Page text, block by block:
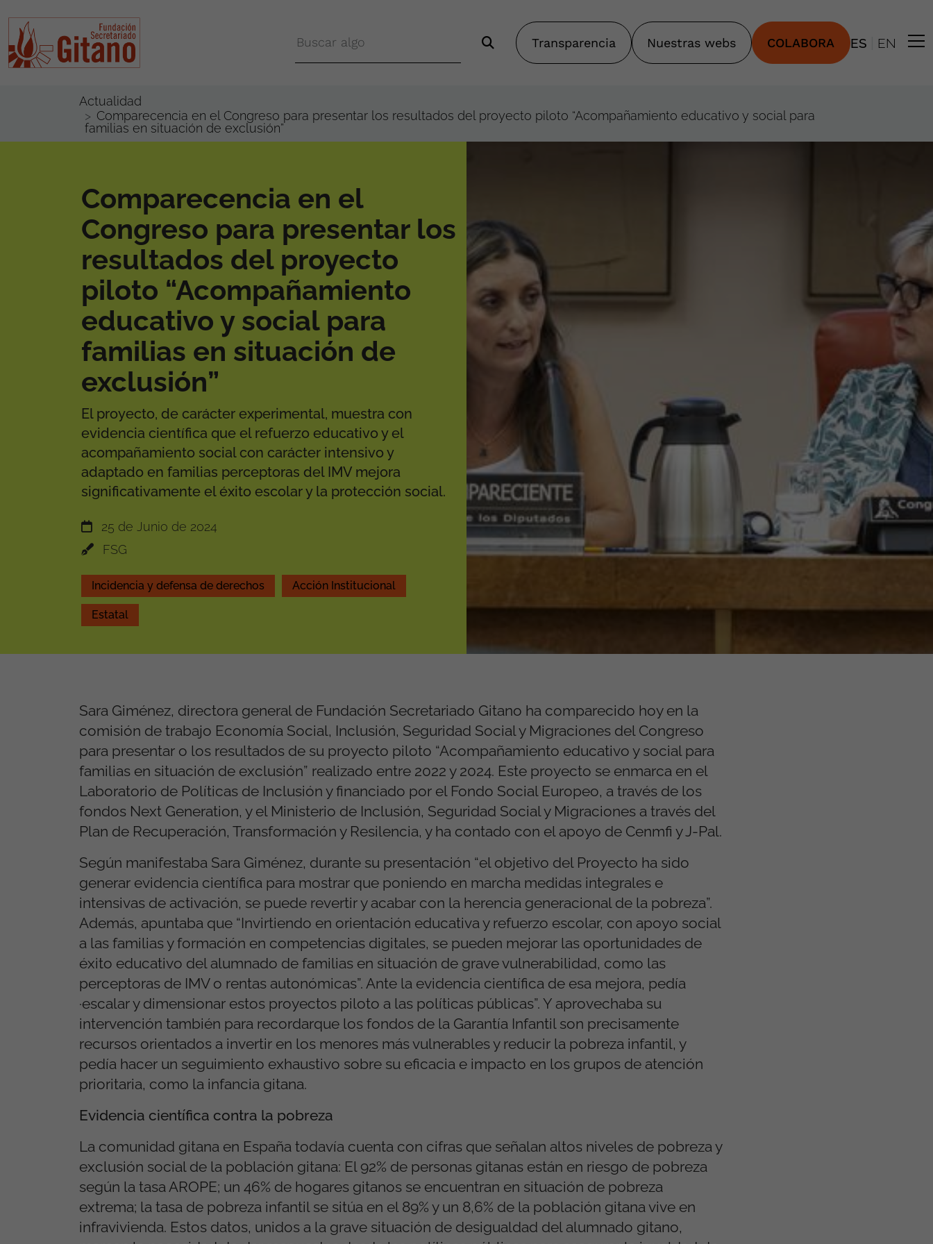
Transparencia Nuestras webs COLABORA ES EN
Actualidad
Comparecencia en el Congreso para presentar los resultados del proyecto piloto “Acompañamiento educativo y social para
familias en situación de exclusión”
Comparecencia en el
Congreso para presentar los
resultados del proyecto
piloto “Acompañamiento
educativo y social para
familias en situación de
exclusión”
El proyecto, de carácter experimental, muestra con
evidencia científica que el refuerzo educativo y el
acompañamiento social con carácter intensivo y
adaptado en familias perceptoras del IMV mejora
significativamente el éxito escolar y la protección social.
25 de Junio de 2024
FSG
Incidencia y defensa de derechos Acción Institucional
Estatal
Sara Giménez, directora general de Fundación Secretariado Gitano ha comparecido hoy en la
comisión de trabajo Economía Social, Inclusión, Seguridad Social y Migraciones del Congreso
para presentar o los resultados de su proyecto piloto “Acompañamiento educativo y social para
familias en situación de exclusión” realizado entre 2022 y 2024. Este proyecto se enmarca en el
Laboratorio de Políticas de Inclusión y financiado por el Fondo Social Europeo, a través de los
fondos Next Generation, y el Ministerio de Inclusión, Seguridad Social y Migraciones a través del
Plan de Recuperación, Transformación y Resilencia, y ha contado con el apoyo de Cenmfi y J-Pal.
Según manifestaba Sara Giménez, durante su presentación “el objetivo del Proyecto ha sido
generar evidencia científica para mostrar que poniendo en marcha medidas integrales e
intensivas de activación, se puede revertir y acabar con la herencia generacional de la pobreza”.
Además, apuntaba que “Invirtiendo en orientación educativa y refuerzo escolar, con apoyo social
a las familias y formación en competencias digitales, se pueden mejorar las oportunidades de
éxito educativo del alumnado de familias en situación de grave vulnerabilidad, como las
perceptoras de IMV o rentas autonómicas”. Ante la evidencia científica de esa mejora, pedía
·escalar y dimensionar estos proyectos piloto a las políticas públicas”. Y aprovechaba su
intervención también para recordarque los fondos de la Garantía Infantil son precisamente
recursos orientados a invertir en los menores más vulnerables y reducir la pobreza infantil, y
pedía hacer un seguimiento exhaustivo sobre su eficacia e impacto en los grupos de atención
prioritaria, como la infancia gitana.
Evidencia científica contra la pobreza
La comunidad gitana en España todavía cuenta con cifras que señalan altos niveles de pobreza y
exclusión social de la población gitana: El 92% de personas gitanas están en riesgo de pobreza
según la tasa AROPE; un 46% de hogares gitanos se encuentran en situación de pobreza
extrema; la tasa de pobreza infantil se sitúa en el 89% y un 8,6% de la población gitana vive en
infravivienda. Estos datos, unidos a la grave situación de desigualdad del alumnado gitano,